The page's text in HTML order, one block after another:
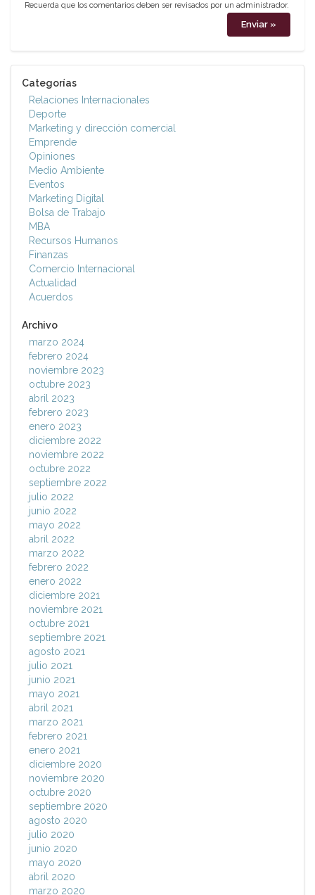
Recuerda que los comentarios deben ser revisados por un administrador.
Categorías
Relaciones Internacionales
Deporte
Marketing y dirección comercial
Emprende
Opiniones
Medio Ambiente
Eventos
Marketing Digital
Bolsa de Trabajo
MBA
Recursos Humanos
Finanzas
Comercio Internacional
Actualidad
Acuerdos
Archivo
marzo 2024
febrero 2024
noviembre 2023
octubre 2023
abril 2023
febrero 2023
enero 2023
diciembre 2022
noviembre 2022
octubre 2022
septiembre 2022
julio 2022
junio 2022
mayo 2022
abril 2022
marzo 2022
febrero 2022
enero 2022
diciembre 2021
noviembre 2021
octubre 2021
septiembre 2021
agosto 2021
julio 2021
junio 2021
mayo 2021
abril 2021
marzo 2021
febrero 2021
enero 2021
diciembre 2020
noviembre 2020
octubre 2020
septiembre 2020
agosto 2020
julio 2020
junio 2020
mayo 2020
abril 2020
marzo 2020